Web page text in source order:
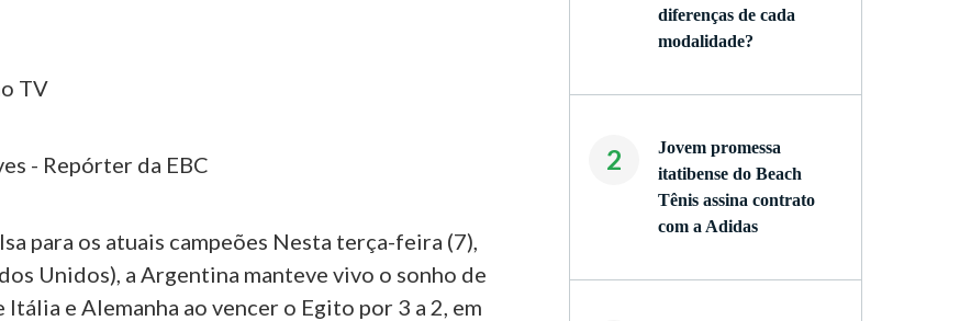
TV
- Repórter da EBC
para os atuais campeões Nesta terça-feira (7),
Unidos), a Argentina manteve vivo o sonho de
e Alemanha ao vencer o Egito por 3 a 2, em
diferenças de cada
modalidade?
2
Jovem promessa
itatibense do Beach
Tênis assina contrato
com a Adidas